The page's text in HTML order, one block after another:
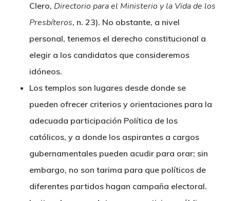
Clero, Directorio para el Ministerio y la Vida de los
Presbíteros, n. 23). No obstante, a nivel
personal, tenemos el derecho constitucional a
elegir a los candidatos que consideremos
idóneos.
Los templos son lugares desde donde se
pueden ofrecer criterios y orientaciones para la
adecuada participación Política de los
católicos, y a donde los aspirantes a cargos
gubernamentales pueden acudir para orar; sin
embargo, no son tarima para que políticos de
diferentes partidos hagan campaña electoral.